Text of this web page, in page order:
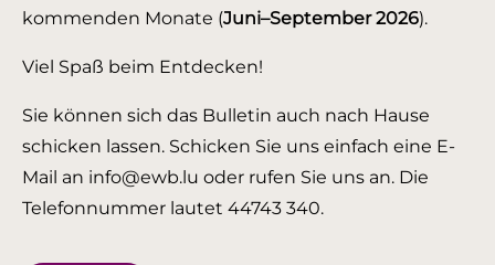
kommenden Monate (Juni–September 2026).
Viel Spaß beim Entdecken!
Sie können sich das Bulletin auch nach Hause
schicken lassen. Schicken Sie uns einfach eine E-
Mail an info@ewb.lu oder rufen Sie uns an. Die
Telefonnummer lautet 44743 340.